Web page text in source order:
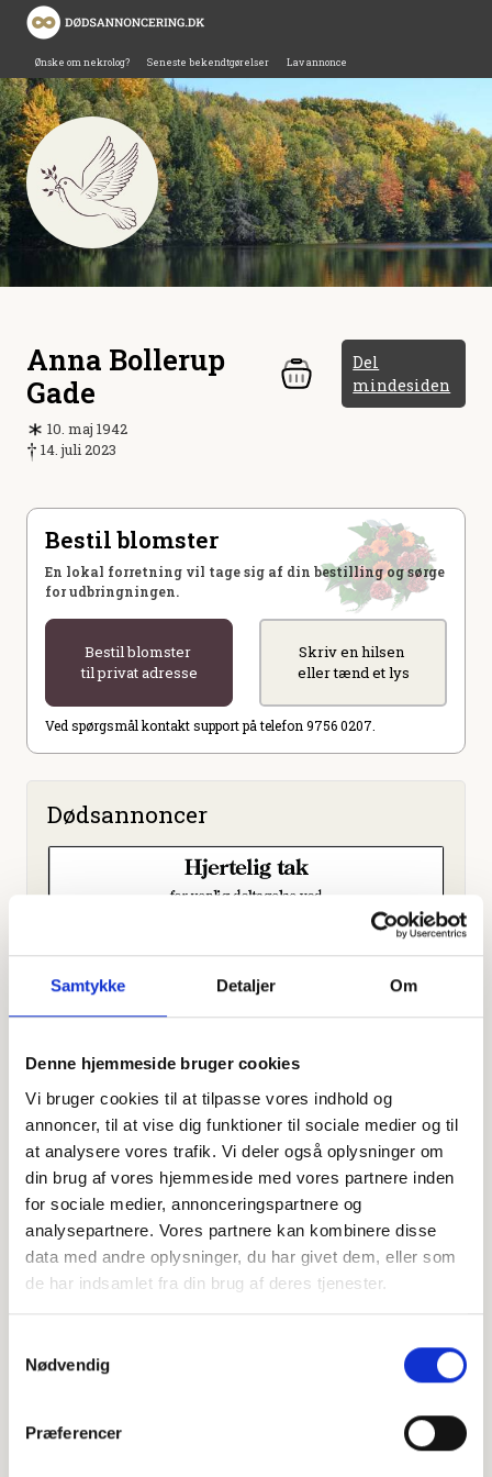
Samtykke Detaljer Om
Denne hjemmeside bruger cookies
Vi bruger cookies til at tilpasse vores indhold og
annoncer, til at vise dig funktioner til sociale medier og til
at analysere vores trafik. Vi deler også oplysninger om
din brug af vores hjemmeside med vores partnere inden
for sociale medier, annonceringspartnere og
analysepartnere. Vores partnere kan kombinere disse
data med andre oplysninger, du har givet dem, eller som
de har indsamlet fra din brug af deres tjenester.
Nødvendig
Præferencer
Ønske om nekrolog? Seneste bekendtgørelser Lav annonce
Anna Bollerup
Gade
Del
mindesiden
10. maj 1942
14. juli 2023
Bestil blomster
En lokal forretning vil tage sig af din bestilling og sørge
for udbringningen.
Bestil blomster
til privat adresse
Skriv en hilsen
eller tænd et lys
Ved spørgsmål kontakt support på telefon 9756 0207.
Dødsannoncer
Skjern d. 24. juli 2023
Højtideligheden
Torsdag d. 20. juli 2023 kl. 13.30
Skjern kirke
−
contributors